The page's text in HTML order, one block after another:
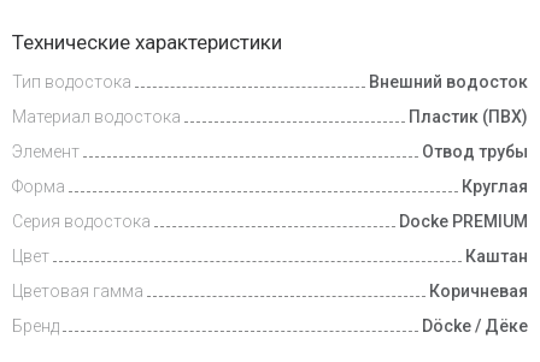
и оплата
Технические характеристики
Тип водостока
Внешний водосток
Материал водостока
Пластик (ПВХ)
Элемент
Отвод трубы
Форма
Круглая
Серия водостока
Docke PREMIUM
Цвет
Каштан
Цветовая гамма
Коричневая
Бренд
Döcke / Дёке